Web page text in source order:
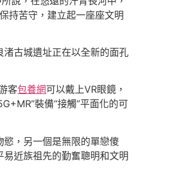
持苦守，建立起一座座文明
古城遺址正在以全新的面孔
客包養網可以戴上VR眼鏡，
裝備“接觸”平面化的可
，另一個是無限的單戀傻
近族祖先的勤奮聰明和文明